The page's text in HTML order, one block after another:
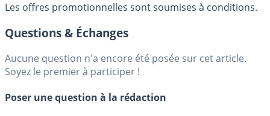
Les offres promotionnelles sont soumises à conditions.
Questions & Échanges
Aucune question n'a encore été posée sur cet article.
Soyez le premier à participer !
Poser une question à la rédaction